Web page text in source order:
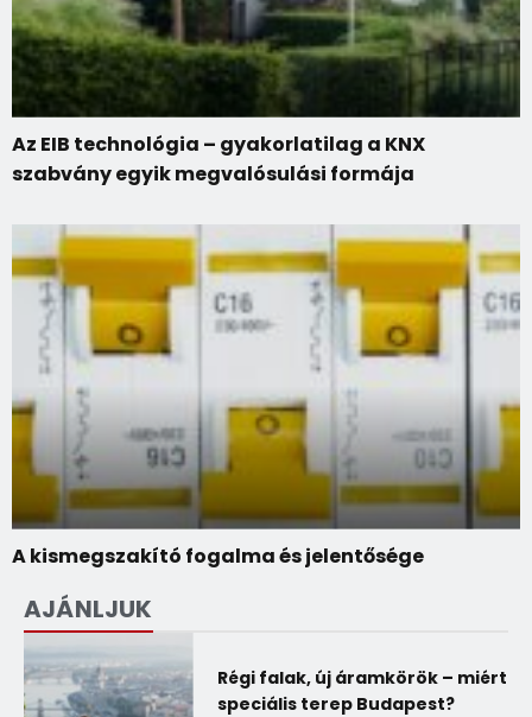
Az EIB technológia – gyakorlatilag a KNX
szabvány egyik megvalósulási formája
A kismegszakító fogalma és jelentősége
AJÁNLJUK
Régi falak, új áramkörök – miért
speciális terep Budapest?